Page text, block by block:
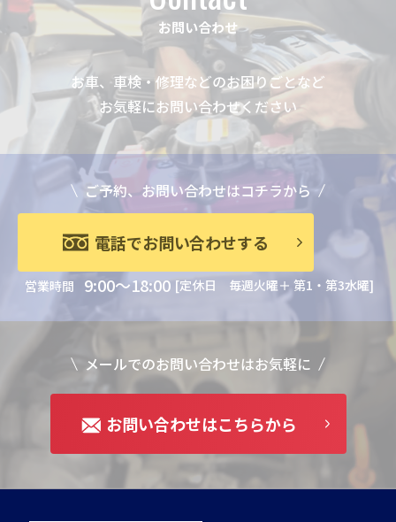
お問い合わせ
お車、車検・修理などのお困りごとなど
お気軽にお問い合わせください
ご予約、お問い合わせはコチラから
電話でお問い合わせする
営業時間 9:00～18:00 [定休日 毎週火曜＋ 第1・第3水曜]
メールでのお問い合わせはお気軽に
お問い合わせはこちらから